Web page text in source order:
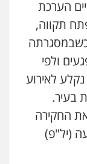
דין לענייני
הערכת
תקווה,
ולפי
לאירוע
בעיר.
החקירה
(יל"פ)